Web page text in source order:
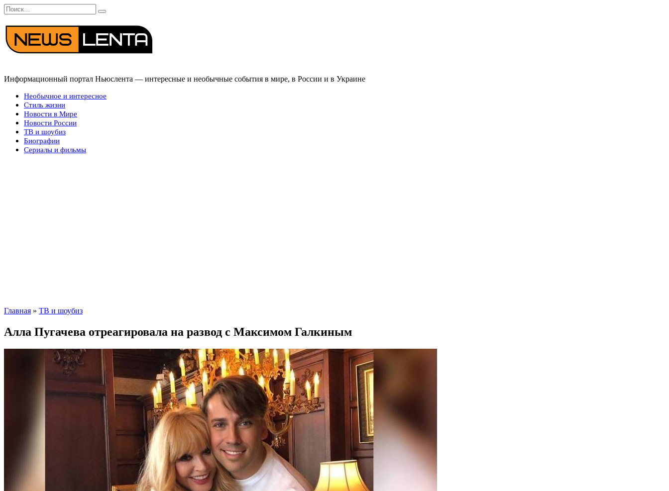
Перейти
к
содержанию
Search
for:
Информационный портал Ньюслента — интересные и необычные события в мире, в России и в Украине
Необычное и интересное
Стиль жизни
Новости в Мире
Новости России
ТВ и шоубиз
Биографии
Сериалы и фильмы
Главная » ТВ и шоубиз
Алла Пугачева отреагировала на развод с Максимом Галкиным